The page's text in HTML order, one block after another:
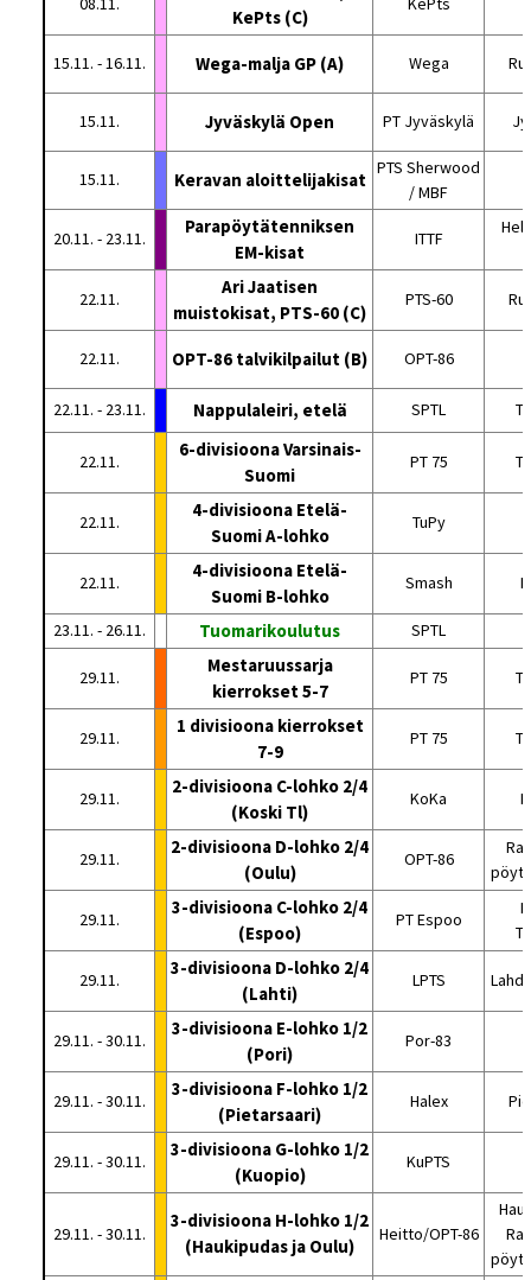
KePts (C)
15.11. - 16.11. Wega-malja GP (A) Wega
15.11. Jyväskylä Open PT Jyväskylä
15.11. Keravan aloittelijakisat
PTS Sherwood
/ MBF
20.11. - 23.11.
Parapöytätenniksen
EM-kisat
ITTF
22.11.
Ari Jaatisen
muistokisat, PTS-60 (C)
PTS-60
22.11. OPT-86 talvikilpailut (B) OPT-86
22.11. - 23.11. Nappulaleiri, etelä SPTL
22.11.
6-divisioona Varsinais-
Suomi
PT 75
22.11.
4-divisioona Etelä-
Suomi A-lohko
TuPy
22.11.
4-divisioona Etelä-
Suomi B-lohko
Smash
23.11. - 26.11. Tuomarikoulutus SPTL
29.11.
Mestaruussarja
kierrokset 5-7
PT 75
29.11.
1 divisioona kierrokset
7-9
PT 75
29.11.
2-divisioona C-lohko 2/4
(Koski Tl)
KoKa
29.11.
2-divisioona D-lohko 2/4
(Oulu)
OPT-86
29.11.
3-divisioona C-lohko 2/4
(Espoo)
PT Espoo
29.11.
3-divisioona D-lohko 2/4
(Lahti)
LPTS
29.11. - 30.11.
3-divisioona E-lohko 1/2
(Pori)
Por-83
29.11. - 30.11.
3-divisioona F-lohko 1/2
(Pietarsaari)
Halex
29.11. - 30.11.
3-divisioona G-lohko 1/2
(Kuopio)
KuPTS
29.11. - 30.11.
3-divisioona H-lohko 1/2
(Haukipudas ja Oulu)
Heitto/OPT-86